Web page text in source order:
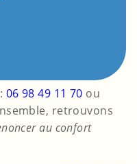
: 06 98 49 11 70 ou
retrouvons
au confort